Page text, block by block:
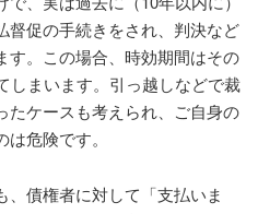
督促の手続きをされ、判決など
す。この場合、時効期間はその
しまいます。引っ越しなどで裁
たケースも考えられ、ご自身の
危険です。
債権者に対して「支払いま